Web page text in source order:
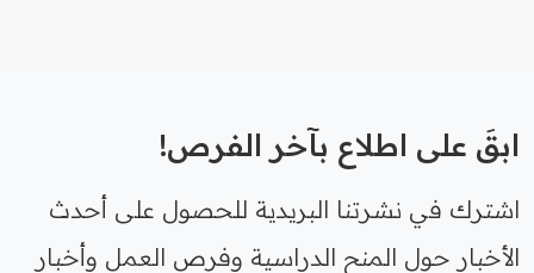
ابقَ على اطلاع بآخر الفرص!
اشترك في نشرتنا البريدية للحصول على أحدث
الأخبار حول المنح الدراسية وفرص العمل وأخبار